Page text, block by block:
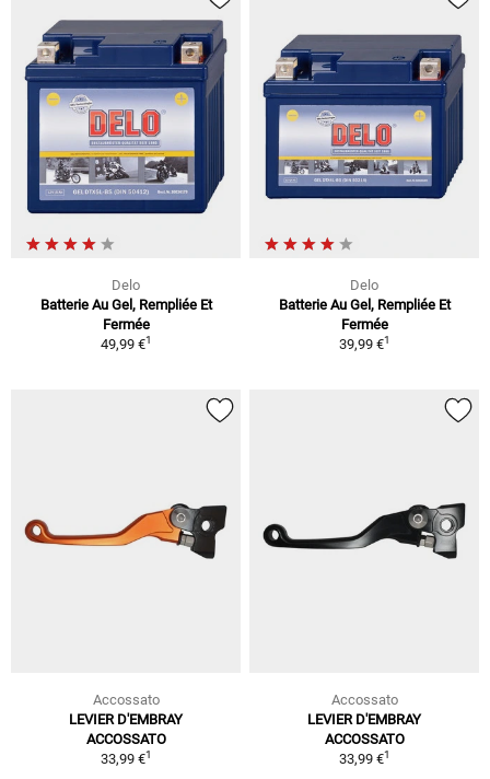
Delo
Batterie Au Gel, Rempliée Et
Fermée
49,99 €1
Delo
Batterie Au Gel, Rempliée Et
Fermée
39,99 €1
Accossato
LEVIER D'EMBRAY
ACCOSSATO
33,99 €1
Accossato
LEVIER D'EMBRAY
ACCOSSATO
33,99 €1